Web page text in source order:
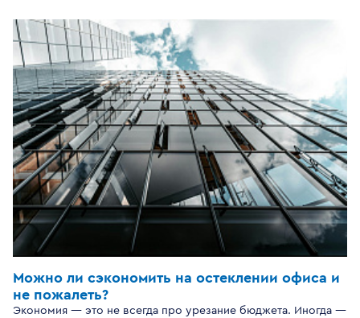
Можно ли сэкономить на остеклении офиса и
не пожалеть?
Экономия — это не всегда про урезание бюджета. Иногда —